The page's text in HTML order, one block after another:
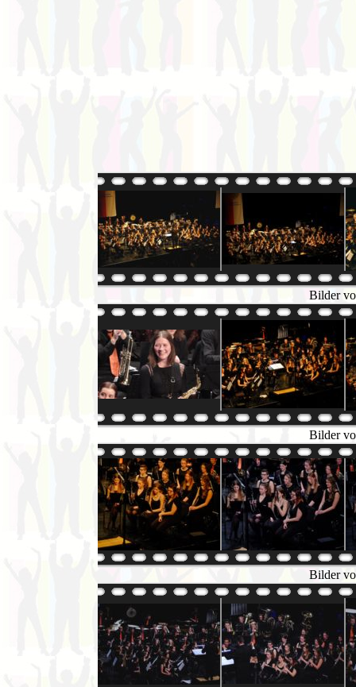
Bilder
Bilder
Bilder